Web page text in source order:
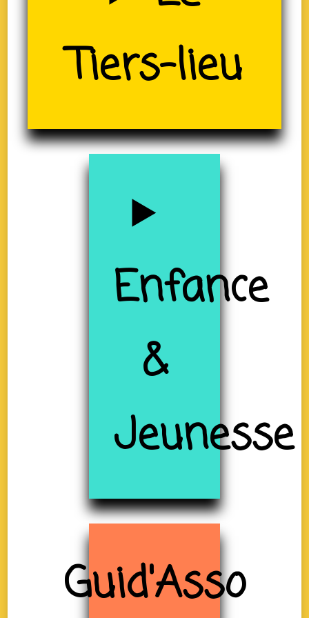
(19)
Tiers-lieu
Enfance
&
Jeunesse
Guid'Asso